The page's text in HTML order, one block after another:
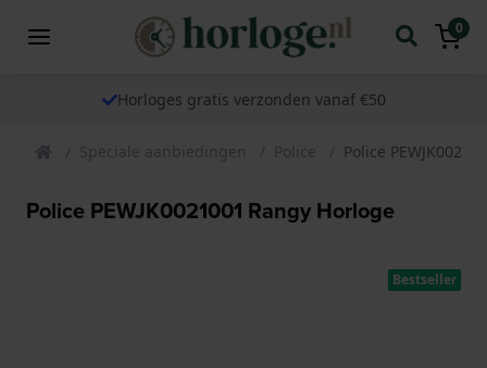
0
Horloges gratis verzonden vanaf €50
Speciale aanbiedingen Police Police
Police PEWJK0021001 Rangy Horloge
Bestseller